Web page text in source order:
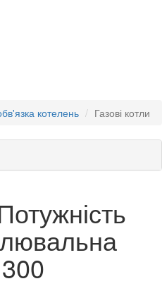
котелень Газові котли